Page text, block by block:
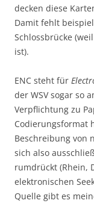
decken diese
Damit fehlt
Schlossbrücke
ist).
ENC steht für
der WSV sogar so
Verpflichtung zu
Codierungsformat
Beschreibung von
sich also
rumdrückt (Rhein,
elektronischen
Quelle gibt es